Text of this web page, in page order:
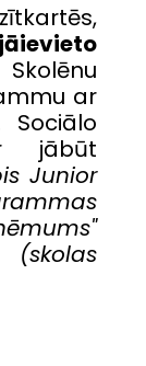
jāievieto
Skolēnu
ar
Sociālo
jābūt
Junior